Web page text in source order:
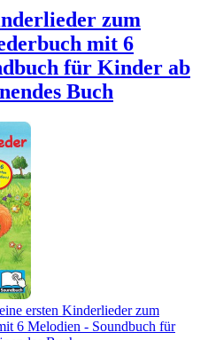
zum
mit 6
für Kinder ab
Buch
ersten Kinderlieder zum
6 Melodien - Soundbuch für